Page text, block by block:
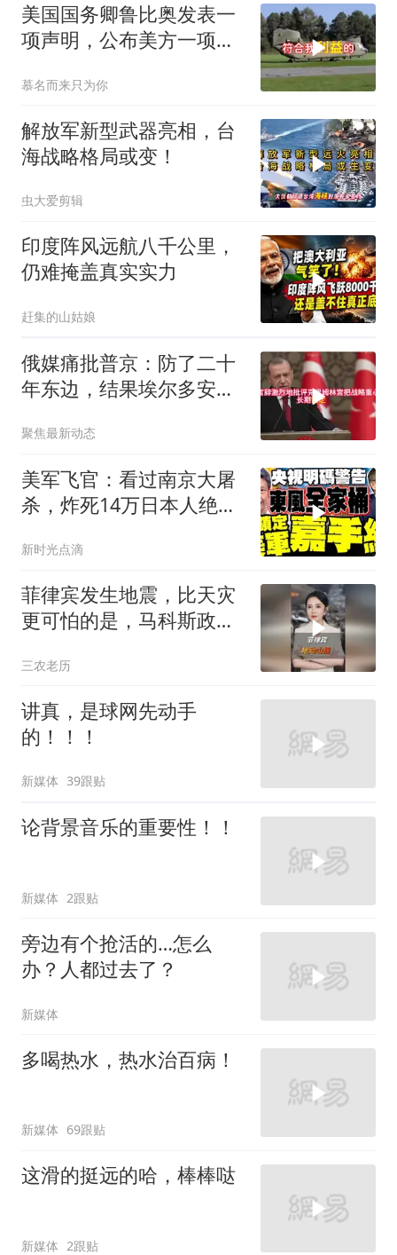
美国国务卿鲁比奥发表一
项声明，公布美方一项重
慕名而来只为你
解放军新型武器亮相，台
海战略格局或变！
虫大爱剪辑
印度阵风远航八千公里，
仍难掩盖真实实力
赶集的山姑娘
俄媒痛批普京：防了二十
年东边，结果埃尔多安把
聚焦最新动态
美军飞官：看过南京大屠
杀，炸死14万日本人绝不
新时光点滴
菲律宾发生地震，比天灾
更可怕的是，马科斯政府
三农老历
讲真，是球网先动手
的！！！
新媒体 39跟贴
论背景音乐的重要性！！
新媒体 2跟贴
旁边有个抢活的…怎么
办？人都过去了？
新媒体
多喝热水，热水治百病！
新媒体 69跟贴
这滑的挺远的哈，棒棒哒
新媒体 2跟贴